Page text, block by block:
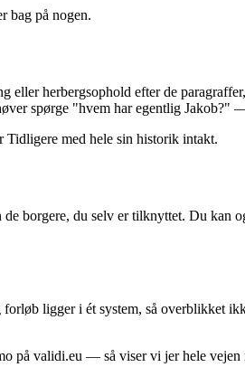
bag på nogen.
herbergsophold efter de
spørge "hvem har egentlig Jakob?"
Tidligere med hele sin historik intakt.
borgere, du selv er tilknyttet. Du kan
ligger i ét system, så overblikket
på validi.eu — så viser vi jer hele vejen